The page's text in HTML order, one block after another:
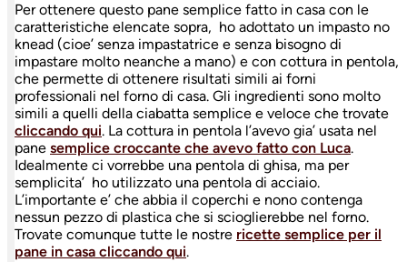
Per ottenere questo pane semplice fatto in casa con le
caratteristiche elencate sopra, ho adottato un impasto no
knead (cioe’ senza impastatrice e senza bisogno di
impastare molto neanche a mano) e con cottura in pentola,
che permette di ottenere risultati simili ai forni
professionali nel forno di casa. Gli ingredienti sono molto
simili a quelli della ciabatta semplice e veloce che trovate
cliccando qui. La cottura in pentola l’avevo gia’ usata nel
pane semplice croccante che avevo fatto con Luca.
Idealmente ci vorrebbe una pentola di ghisa, ma per
semplicita’ ho utilizzato una pentola di acciaio.
L’importante e’ che abbia il coperchi e nono contenga
nessun pezzo di plastica che si scioglierebbe nel forno.
Trovate comunque tutte le nostre ricette semplice per il
pane in casa cliccando qui.